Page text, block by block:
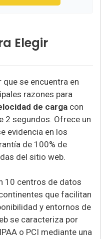
Elegir
se encuentra en
razones para
de carga con
2 segundos. Ofrece un
evidencia en los
de 100% de
del sitio web.
10 centros de datos
que facilitan
y entornos de
se caracteriza por
o PCI mediante una